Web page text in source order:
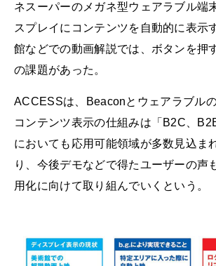
ネスーパーのメガネ型ウェアラブル端
スプレイにコンテンツを自動的に表示
館などでの動画解説では、ボタンを押
の課題があった。
ACCESSは、Beaconとウェアラブル
コンテンツ表示の仕組みは「B2C、
においても応用可能領域が多数見込ま
り、今後デモなどで得たユーザーの声
用化に向けて取り組んでいくという。